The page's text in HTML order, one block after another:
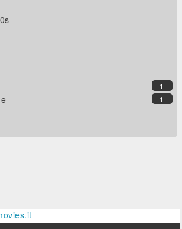
1
1